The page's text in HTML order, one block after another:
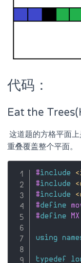
代码：
Eat the
这道题的方格平面
重叠覆盖整个平面。
#include
#include
#include
#define
#define
using
typedef